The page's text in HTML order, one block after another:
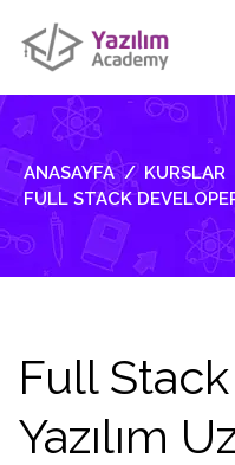
ANASAYFA
KURSLAR
FULL STACK
Full
Yazılım